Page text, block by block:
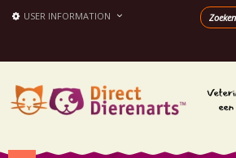
USER INFORMATION